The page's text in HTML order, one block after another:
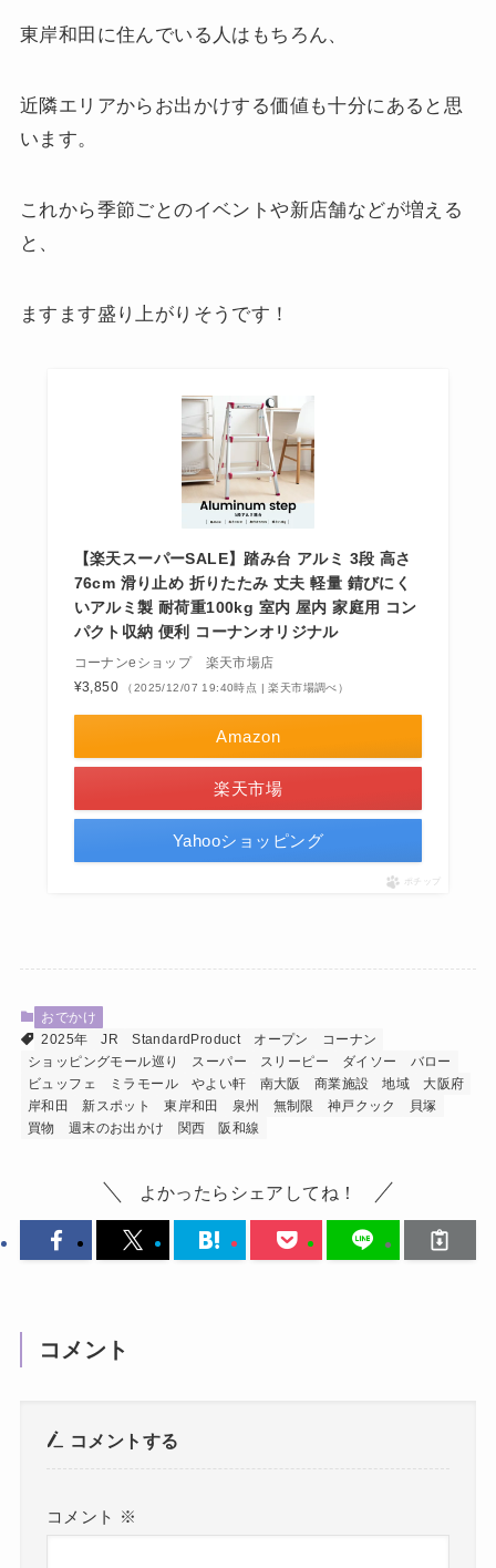
東岸和田に住んでいる人はもちろん、
近隣エリアからお出かけする価値も十分にあると思
います。
これから季節ごとのイベントや新店舗などが増える
と、
ますます盛り上がりそうです！
【楽天スーパーSALE】踏み台 アルミ 3段 高さ
76cm 滑り止め 折りたたみ 丈夫 軽量 錆びにく
いアルミ製 耐荷重100kg 室内 屋内 家庭用 コン
パクト収納 便利 コーナンオリジナル
コーナンeショップ 楽天市場店
¥3,850
（2025/12/07 19:40時点 | 楽天市場調べ）
Amazon
楽天市場
Yahooショッピング
ポチップ
おでかけ
2025年
JR StandardProduct オープン
コーナン
ショッピングモール巡り
スーパー スリーピー ダイソー
バロー
ビュッフェ
ミラモール やよい軒 南大阪 商業施設 地域
大阪府
岸和田
新スポット 東岸和田 泉州 無制限 神戸クック
貝塚
買物
週末のお出かけ 関西 阪和線
よかったらシェアしてね！
コメント
コメントする
コメント ※